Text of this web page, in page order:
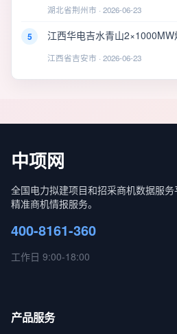
湖北省荆州市 · 2026-06-23
5 江西华电吉水青山2×1000MW
江西省吉安市 · 2026-06-23
中项网
全国电力拟建项目和招采商机数据服
精准商机情报服务。
400-8161-360
工作日 9:00-18:00
产品服务